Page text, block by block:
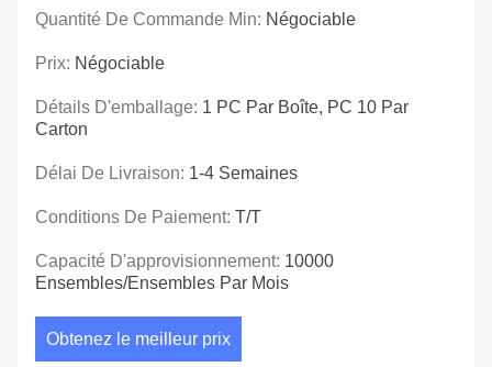
Quantité De Commande Min: Négociable
Prix: Négociable
Détails D'emballage: 1 PC Par Boîte, PC 10 Par
Carton
Délai De Livraison: 1-4 Semaines
Conditions De Paiement: T/T
Capacité D'approvisionnement: 10000
Ensembles/ensembles Par Mois
Obtenez le meilleur prix